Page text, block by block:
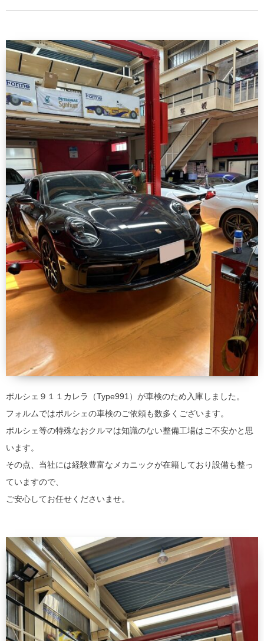
ポルシェ９１１カレラ（Type991）が車検のため入庫しました。
フォルムではポルシェの車検のご依頼も数多くございます。
ポルシェ等の特殊なおクルマは知識のない整備工場はご不安かと思
います。
その点、当社には経験豊富なメカニックが在籍しており設備も整っ
ていますので、
ご安心してお任せくださいませ。